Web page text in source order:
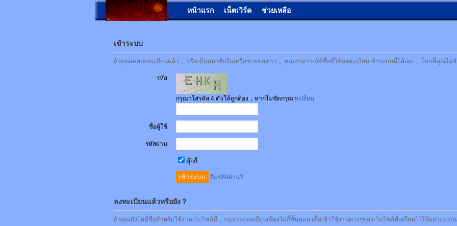
หน้าแรก เน็ตเวิร์ค ช่วยเหลือ
เข้าระบบ
ถ้าคุณเคยลงทะเบียนแล้ว， หรือเป็นสมาชิกในเครือข่ายของเรา， คุณสามารถใช้ชื่อที่ใช้ลงทะเบียนเข้าระบบนี้ได้เลย， โดยที่คุณไม่
รหัส
กรุณาใส่รหัส 4 ตัวให้ถูกต้อง，หากไม่ชัดกรุณาเปลี่ยน
ชื่อผู้ใช้
รหัสผ่าน
คุ๊กกี้
ลืมรหัสผ่าน?
ลงทะเบียนแล้วหรือยัง？
ถ้าคุณยังไม่มีชื่อสำหรับใช้งานเว็บไซต์นี้，กรุณาลงทะเบียนเพียงไม่กี่ขั้นตอน เพื่อเข้าใช้งานต่างๆของเว็บไซต์ที่เตรียมไว้ให้อย่างมาก